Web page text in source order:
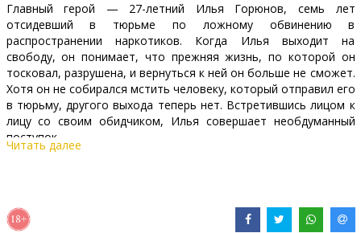
Главный герой — 27-летний Илья Горюнов, семь лет
отсидевший в тюрьме по ложному обвинению в
распространении наркотиков. Когда Илья выходит на
свободу, он понимает, что прежняя жизнь, по которой он
тосковал, разрушена, и вернуться к ней он больше не сможет.
Хотя он не собирался мстить человеку, который отправил его
в тюрьму, другого выхода теперь нет. Встретившись лицом к
лицу со своим обидчиком, Илья совершает необдуманный
поступок.
Дистрибьютор:
Latvian Theatrical Distribution
Читать далее